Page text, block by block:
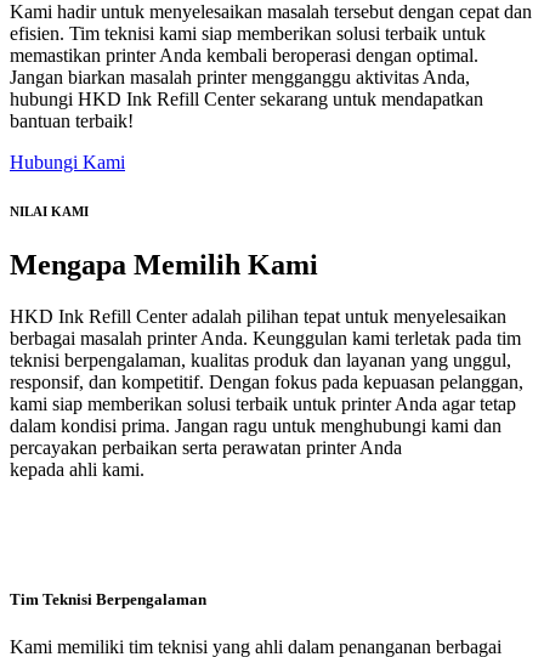
Kami hadir untuk menyelesaikan masalah tersebut dengan cepat dan
efisien. Tim teknisi kami siap memberikan solusi terbaik untuk
memastikan printer Anda kembali beroperasi dengan optimal.
Jangan biarkan masalah printer mengganggu aktivitas Anda,
hubungi HKD Ink Refill Center sekarang untuk mendapatkan
bantuan terbaik!
Hubungi Kami
NILAI KAMI
Mengapa Memilih Kami
HKD Ink Refill Center adalah pilihan tepat untuk menyelesaikan
berbagai masalah printer Anda. Keunggulan kami terletak pada tim
teknisi berpengalaman, kualitas produk dan layanan yang unggul,
responsif, dan kompetitif. Dengan fokus pada kepuasan pelanggan,
kami siap memberikan solusi terbaik untuk printer Anda agar tetap
dalam kondisi prima. Jangan ragu untuk menghubungi kami dan
percayakan perbaikan serta perawatan printer Anda
kepada ahli kami.
Tim Teknisi Berpengalaman
Kami memiliki tim teknisi yang ahli dalam penanganan berbagai